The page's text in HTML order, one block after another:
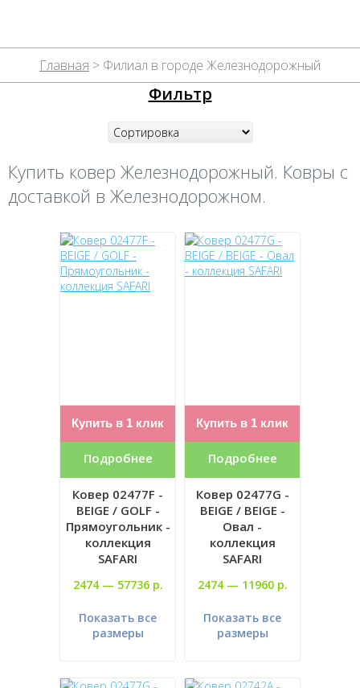
Главная > Филиал в городе Железнодорожный
Фильтр
Купить ковер Железнодорожный. Ковры с
доставкой в Железнодорожном.
Купить в 1 клик
Подробнее
Ковер 02477F -
BEIGE / GOLF -
Прямоугольник -
коллекция
SAFARI
2474 — 57736 р.
Показать все
размеры
Купить в 1 клик
Подробнее
Ковер 02477G -
BEIGE / BEIGE -
Овал -
коллекция
SAFARI
2474 — 11960 р.
Показать все
размеры